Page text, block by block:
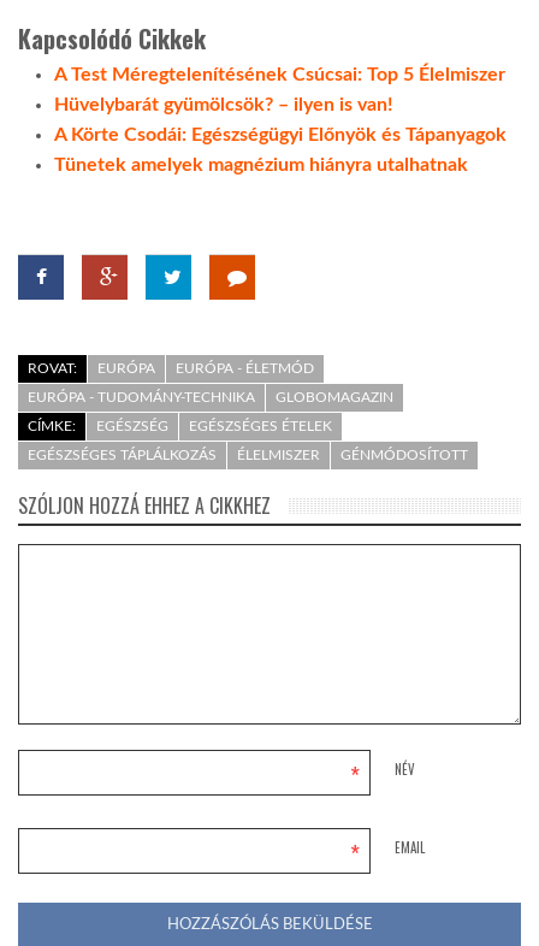
Kapcsolódó Cikkek
A Test Méregtelenítésének Csúcsai: Top 5 Élelmiszer
Hüvelybarát gyümölcsök? – ilyen is van!
A Körte Csodái: Egészségügyi Előnyök és Tápanyagok
Tünetek amelyek magnézium hiányra utalhatnak
ROVAT: EURÓPA
EURÓPA - ÉLETMÓD
EURÓPA - TUDOMÁNY-TECHNIKA
GLOBOMAGAZIN
CÍMKE:
EGÉSZSÉG
EGÉSZSÉGES ÉTELEK
EGÉSZSÉGES TÁPLÁLKOZÁS
ÉLELMISZER GÉNMÓDOSÍTOTT
SZÓLJON HOZZÁ EHHEZ A CIKKHEZ
NÉV
*
EMAIL
*